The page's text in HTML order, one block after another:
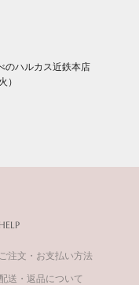
のハルカス近鉄本店
）
HELP
ご注文・お支払い方法
配送・返品について